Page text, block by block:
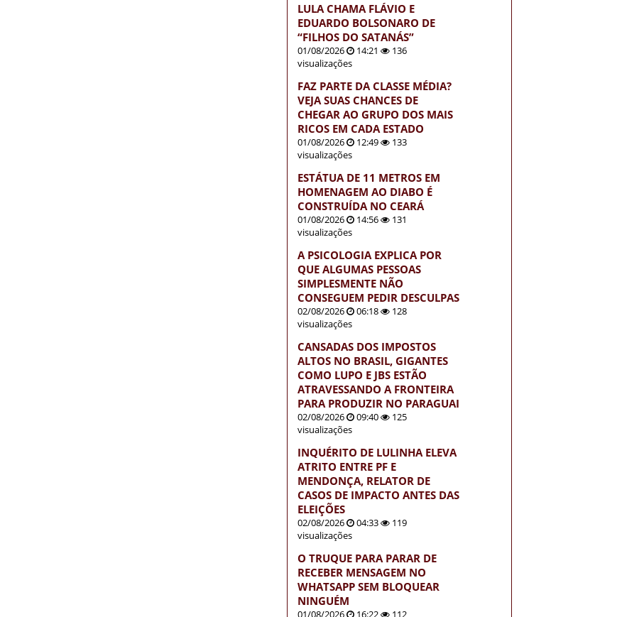
LULA CHAMA FLÁVIO E
EDUARDO BOLSONARO DE
“FILHOS DO SATANÁS”
01/08/2026 14:21
136
visualizações
FAZ PARTE DA CLASSE MÉDIA?
VEJA SUAS CHANCES DE
CHEGAR AO GRUPO DOS MAIS
RICOS EM CADA ESTADO
01/08/2026 12:49
133
visualizações
ESTÁTUA DE 11 METROS EM
HOMENAGEM AO DIABO É
CONSTRUÍDA NO CEARÁ
01/08/2026 14:56
131
visualizações
A PSICOLOGIA EXPLICA POR
QUE ALGUMAS PESSOAS
SIMPLESMENTE NÃO
CONSEGUEM PEDIR DESCULPAS
02/08/2026 06:18
128
visualizações
CANSADAS DOS IMPOSTOS
ALTOS NO BRASIL, GIGANTES
COMO LUPO E JBS ESTÃO
ATRAVESSANDO A FRONTEIRA
PARA PRODUZIR NO PARAGUAI
02/08/2026 09:40
125
visualizações
INQUÉRITO DE LULINHA ELEVA
ATRITO ENTRE PF E
MENDONÇA, RELATOR DE
CASOS DE IMPACTO ANTES DAS
ELEIÇÕES
02/08/2026 04:33
119
visualizações
O TRUQUE PARA PARAR DE
RECEBER MENSAGEM NO
WHATSAPP SEM BLOQUEAR
NINGUÉM
01/08/2026 16:22 112